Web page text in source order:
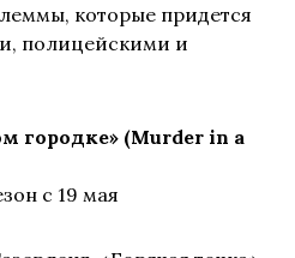
которые придется
полицейскими и
городке» (Murder in a
с 19 мая